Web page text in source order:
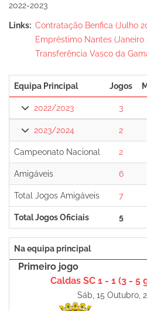
2022-2023
Links
Contratação Benfica (Julho
Empréstimo Nantes (Janeiro
Transferência Vasco da
Equipa Principal Jogos
2022/2023 3
2023/2024 2
Campeonato Nacional 2
Amigáveis 6
Total Jogos Amigáveis 7
Total Jogos Oficiais 5
Na equipa principal
Primeiro jogo
Caldas SC 1 - 1 (3 - 5
Sáb, 15 Outubro,